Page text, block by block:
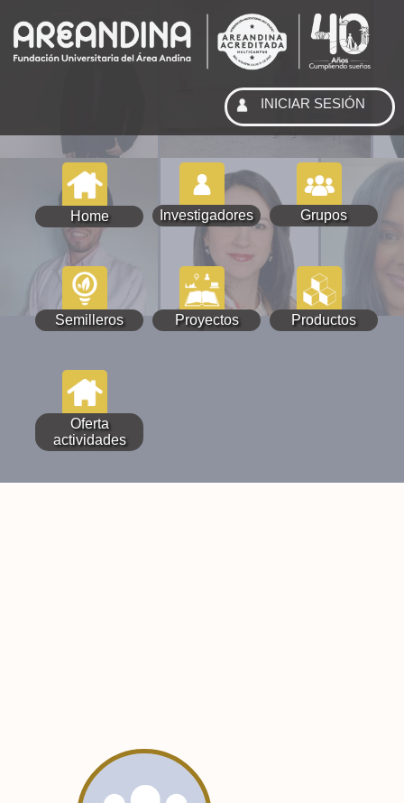
Home Investigadores Grupos
Semilleros Proyectos Productos
Oferta
actividades
INICIAR SESIÓN